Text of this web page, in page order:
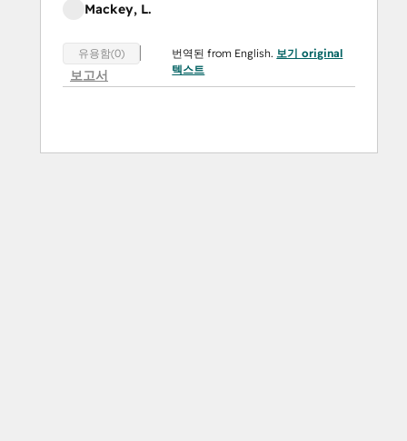
Mackey, L.
유용함(0)
보고서
번역된 from English.보기 original
텍스트